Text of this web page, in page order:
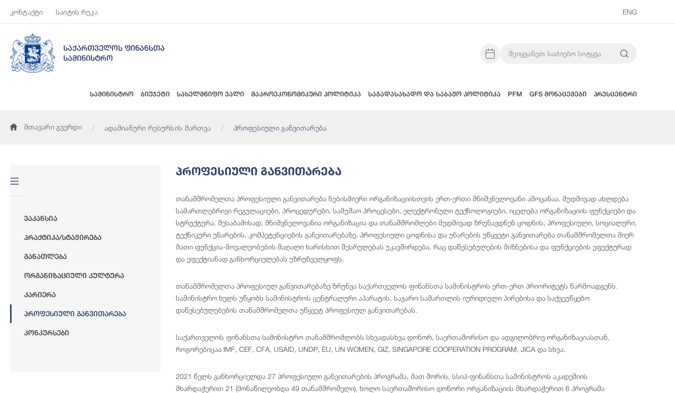
კონტაქტი საიტის რუკა ENG
საქართველოს ფინანსთა
სამინისტრო
სამინისტრო ბიუჯეტი სახელმწიფო ვალი მაკროეკონომიკური პოლიტიკა საგადასახადო და საბაჟო პოლიტიკა PFM GFS მონაცემები პრესცენტრი
მთავარი გვერდი ადამიანური რესურსის მართვა პროფესიული განვითარება
Ვაკანსია
Პრაქტიკა/სტაჟირება
Განათლება
Ორგანიზაციული Კულტურა
Კარიერა
Პროფესიული Განვითარება
Კონკურსები
Პროფესიული Განვითარება
თანამშრომელთა პროფესიული განვითარება ნებისმიერი ორგანიზაციისთვის ერთ-ერთი მნიშვნელოვანი ამოცანაა. მუდმივად ახლდება
სამართლებრივი რეგულაციები, პროცედურები, სამუშაო პროცესები, ელექტრონული ტექნოლოგიები, იცვლება ორგანიზაციის ფუნქციები და
სტრუქტურა. შესაბამისად, მნიშვნელოვანია ორგანიზაცია და თანამშრომლები მუდმივად ზრუნავდნენ ცოდნის, პროფესიული, სოციალური,
ტექნიკური უნარების, კომპეტენციების განვითარებაზე. პროფესიული ცოდნისა და უნარების უწყვეტი განვითარება თანამშრომელთა მიერ
მათი ფუნქცია-მოვალეობების მაღალი ხარისხით შესრულებას უკავშირდება, რაც დაწესებულების მიზნებისა და ფუნქციების ეფექტურად
და ეფექტიანად განხორციელებას უზრუნველყოფს.
თანამშრომელთა პროფესიულ განვითარებაზე ზრუნვა საქართველოს ფინანსთა სამინისტროს ერთ-ერთ პრიორიტეტს წარმოადგენს.
სამინისტრო ხელს უწყობს სამინისტროს ცენტრალური აპარატის, საჯარო სამართლის იურიდიული პირებისა და საქვეუწყებო
დაწესებულებების თანამშრომელთა უწყვეტ პროფესიულ განვითარებას.
საქართველოს ფინანსთა სამინისტრო თანამშრომლობს სხვადასხვა დონორ, საერთაშორისო და ადგილობრივ ორგანიზაციასთან,
როგორებიცაა IMF, CEF, CFA, USAID, UNDP, EU, UN WOMEN, GIZ, SINGAPORE COOPERATION PROGRAM, JICA და სხვა.
2021 წელს განხორციელდა 27 პროფესიული განვითარების პროგრამა, მათ შორის, სსიპ-ფინანსთა სამინისტროს აკადემიის
მხარდაჭერით 21 (მონაწილეობდა 49 თანამშრომელი), ხოლო საერთაშორისო დონორი ორგანიზაციის მხარდაჭერით 6 პროგრამა